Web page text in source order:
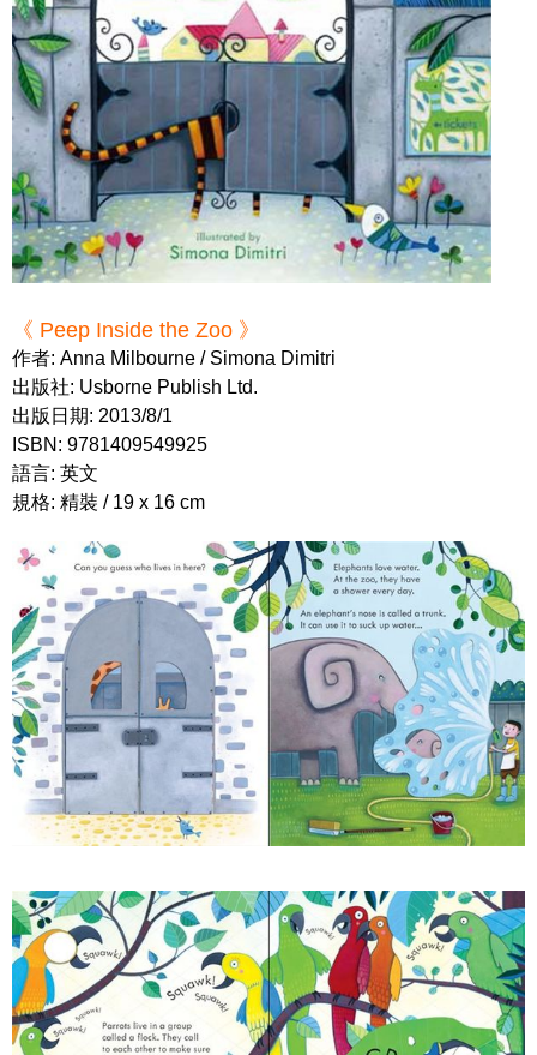
《 Peep Inside the Zoo 》
作者: Anna Milbourne / Simona Dimitri
出版社: Usborne Publish Ltd.
出版日期: 2013/8/1
ISBN: 9781409549925
語言: 英文
規格: 精裝 / 19 x 16 cm